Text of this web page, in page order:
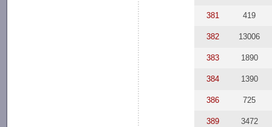
381 419
382 13006
383 1890
384 1390
386 725
389 3472